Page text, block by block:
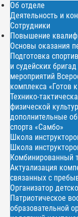
Об отделе
Деятельность и
Сотрудники
Повышение
Основы оказания
Подготовка
и судейских
мероприятий
комплекса «Готов
Технико-
физической
дополнительные
спорта «Самбо»
Школа
Школа
Комбинированный
Актуализация
связанных с
Организатор
Патриотическое
образовательной